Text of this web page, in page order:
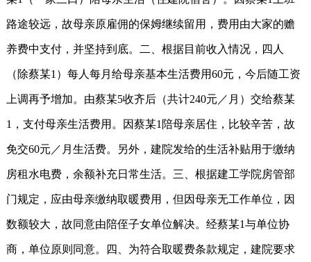
路途较远，故母亲原雇佣的保姆继续留用，费用由大家的赡
养费中支付，并坚持到底。二、根据目前收入情况，四人
（除蔡某1）每人每月给母亲基本生活费用60元，今后随工资
上调再予增加。由蔡某5收齐后（共计240元／月）交给蔡某
1，支付母亲生活费用。因蔡某1陪母亲居住，比较辛苦，故
免交60元／月生活费。另外，建院发给的生活补贴用于缴纳
房租水电费，余额补充日常生活。三、根据建工学院房管部
门规定，应由母亲缴纳取暖费用，但因母亲无工作单位，因
数额较大，故同意由陪侄子女单位解决。经蔡某1与单位协
商，单位原则同意。四、为符合取暖费条款规定，建院要求